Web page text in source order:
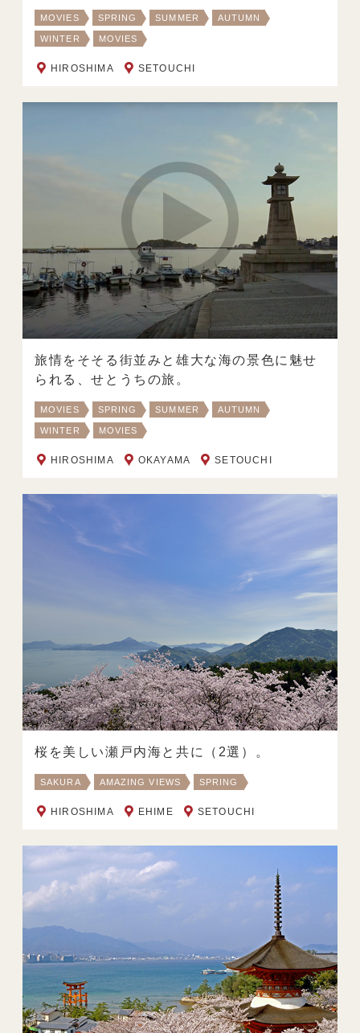
MOVIES SPRING SUMMER AUTUMN
WINTER MOVIES
HIROSHIMA SETOUCHI
旅情をそそる街並みと雄大な海の景色に魅せ
られる、せとうちの旅。
MOVIES SPRING SUMMER AUTUMN
WINTER MOVIES
HIROSHIMA OKAYAMA SETOUCHI
桜を美しい瀬戸内海と共に（2選）。
SAKURA AMAZING VIEWS SPRING
HIROSHIMA EHIME SETOUCHI